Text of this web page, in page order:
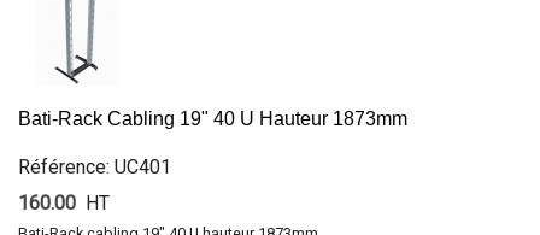
Bati-Rack Cabling 19" 40 U Hauteur 1873mm
Référence: UC401
160.00 HT